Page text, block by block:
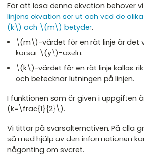
För att lösa denna ekvation behöver
linjens ekvation ser ut och vad de
(k\) och \(m\) betyder.
\(m\)-värdet för en rät linje är det
korsar \(y\)-axeln.
\(k\)-värdet för en rät linje kallas
och betecknar lutningen på linjen.
I funktionen som är given i uppgiften
(k=\frac{1}{2}\).
Vi tittar på svarsalternativen. På alla
så med hjälp av den informationen
någonting om svaret.